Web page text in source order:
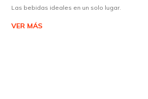
Las bebidas ideales en un solo lugar.
VER MÁS